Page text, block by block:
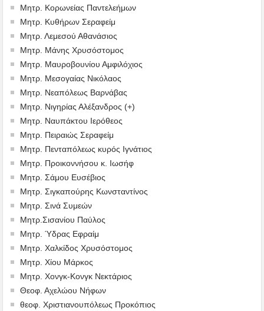
Μητρ. Κορωνείας Παντελεήμων
Μητρ. Κυθήρων Σεραφείμ
Μητρ. Λεμεσού Αθανάσιος
Μητρ. Μάνης Χρυσόστομος
Μητρ. Μαυροβουνίου Αμφιλόχιος
Μητρ. Μεσογαίας Νικόλαος
Μητρ. Νεαπόλεως Βαρνάβας
Μητρ. Νιγηρίας Αλέξανδρος (+)
Μητρ. Ναυπάκτου Ιερόθεος
Μητρ. Πειραιώς Σεραφείμ
Μητρ. Πενταπόλεως κυρός Ιγνάτιος
Μητρ. Προικοννήσου κ. Ιωσήφ
Μητρ. Σάμου Ευσέβιος
Μητρ. Σιγκαπούρης Κωνσταντίνος
Μητρ. Σινά Συμεών
Μητρ.Σισανίου Παύλος
Μητρ. Ύδρας Εφραίμ
Μητρ. Χαλκίδος Χρυσόστομος
Μητρ. Χίου Μάρκος
Μητρ. Χονγκ-Κονγκ Νεκτάριος
Θεοφ. Αχελώου Νήφων
θεοφ. Χριστιανουπόλεως Προκόπιος